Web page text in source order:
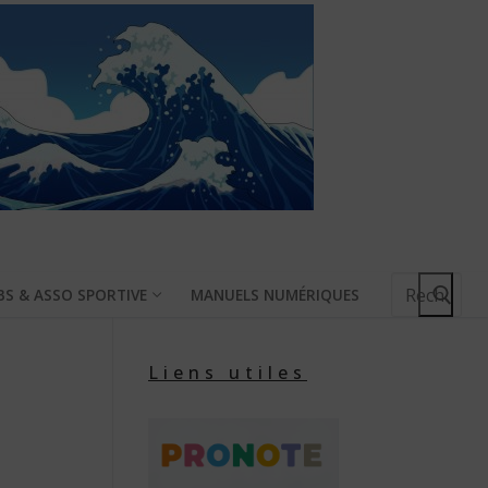
& ASSO SPORTIVE MANUELS NUMÉRIQUES
Rechercher
Liens utiles